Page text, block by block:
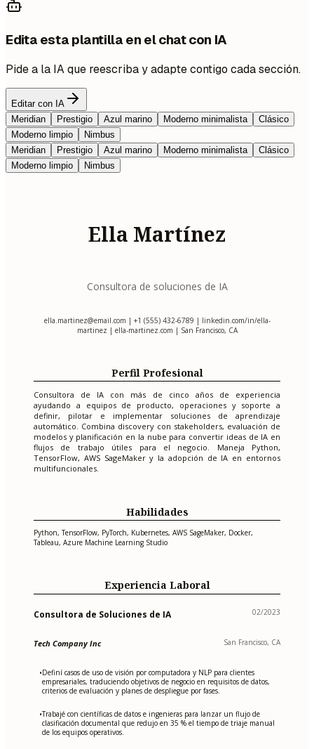
Edita esta plantilla en el chat con IA
Pide a la IA que reescriba y adapte contigo cada sección.
Editar con IA
Meridian
Prestigio Azul marino Moderno minimalista
Clásico
Moderno limpio
Nimbus
Meridian
Prestigio Azul marino Moderno minimalista
Clásico
Moderno limpio
Nimbus
Ella Martínez
Consultora de soluciones de IA
ella.martinez@email.com | +1 (555) 432-6789 | linkedin.com/in/ella-
martinez | ella-martinez.com | San Francisco, CA
Perfil Profesional
Consultora de IA con más de cinco años de experiencia
ayudando a equipos de producto, operaciones y soporte a
definir, pilotar e implementar soluciones de aprendizaje
automático. Combina discovery con stakeholders, evaluación de
modelos y planificación en la nube para convertir ideas de IA en
flujos de trabajo útiles para el negocio. Maneja Python,
TensorFlow, AWS SageMaker y la adopción de IA en entornos
multifuncionales.
Habilidades
Python, TensorFlow, PyTorch, Kubernetes, AWS SageMaker, Docker,
Tableau, Azure Machine Learning Studio
Experiencia Laboral
Consultora de Soluciones de IA 02/2023
Tech Company Inc San Francisco, CA
•Definí casos de uso de visión por computadora y NLP para clientes
empresariales, traduciendo objetivos de negocio en requisitos de datos,
criterios de evaluación y planes de despliegue por fases.
•Trabajé con científicas de datos e ingenieras para lanzar un flujo de
clasificación documental que redujo en 35 % el tiempo de triaje manual
de los equipos operativos.